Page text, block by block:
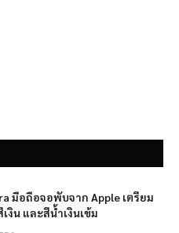
มือถือจอพับจาก Apple เตรียม
งิน และสีน้ำเงินเข้ม